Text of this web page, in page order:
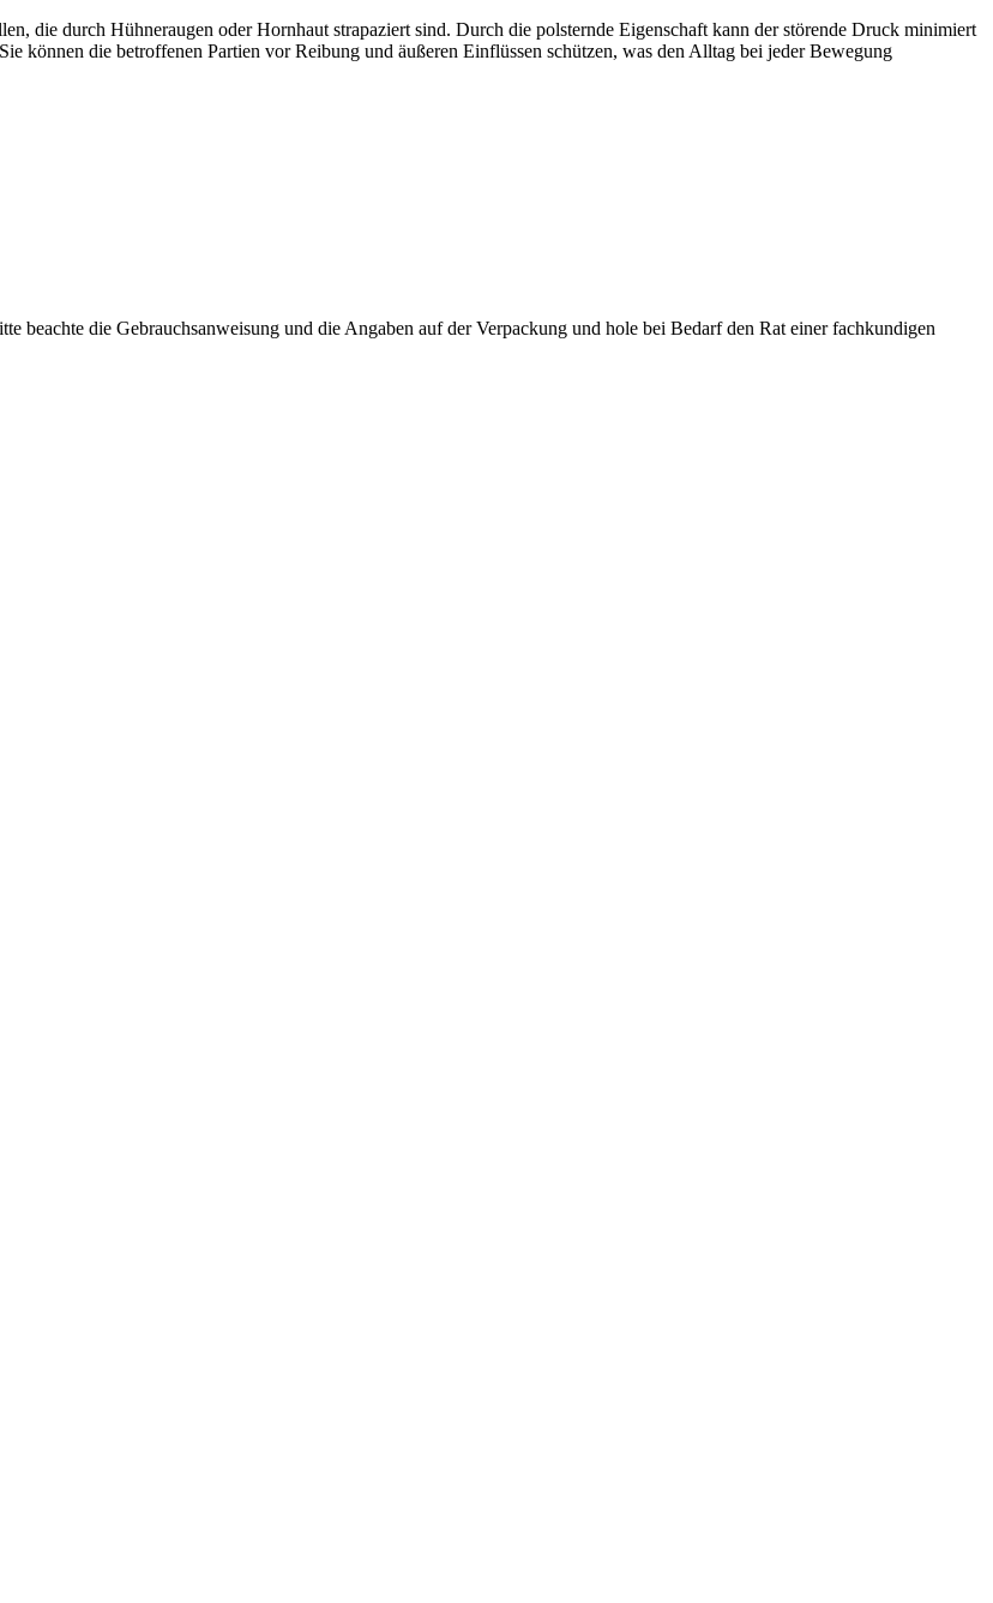
die durch Hühneraugen oder Hornhaut strapaziert sind. Durch die polsternde Eigenschaft kann der störende Druck minimiert
können die betroffenen Partien vor Reibung und äußeren Einflüssen schützen, was den Alltag bei jeder Bewegung
beachte die Gebrauchsanweisung und die Angaben auf der Verpackung und hole bei Bedarf den Rat einer fachkundigen